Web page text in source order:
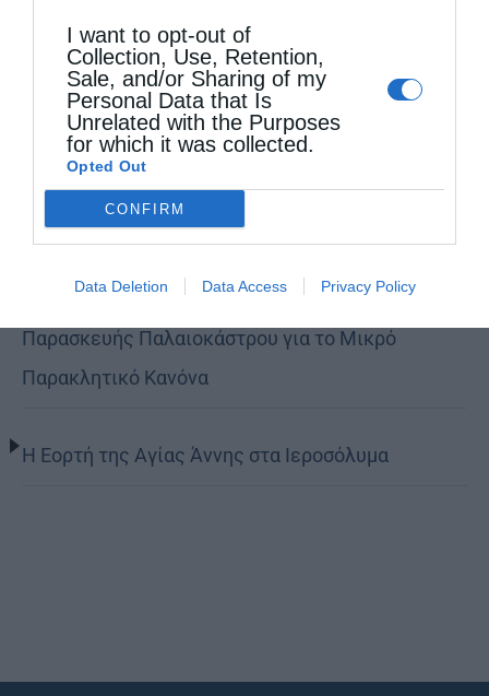
I want to opt-out of
Collection, Use, Retention,
Sale, and/or Sharing of my
Personal Data that Is
Unrelated with the Purposes
for which it was collected.
Opted Out
CONFIRM
Data Deletion Data Access Privacy Policy
περιέχει ένα φαρμακείο διακοπών
Η πανήγυρις της Μεταμορφώσεως του Σωτήρος
στη Θεσσαλονίκη
Όταν είσαι ευλαβής
Ο Νεαπόλεως στο Ιερό Παρεκκλήσι Αγίας
Παρασκευής Παλαιοκάστρου για το Μικρό
Παρακλητικό Κανόνα
Η Εορτή της Αγίας Άννης στα Ιεροσόλυμα